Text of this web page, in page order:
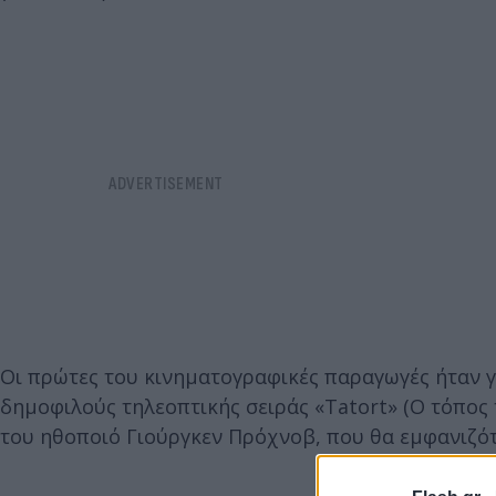
Οι πρώτες του κινηματογραφικές παραγωγές ήταν
δημοφιλούς τηλεοπτικής σειράς «Tatort» (Ο
του ηθοποιό Γιούργκεν Πρόχνοβ, που θα